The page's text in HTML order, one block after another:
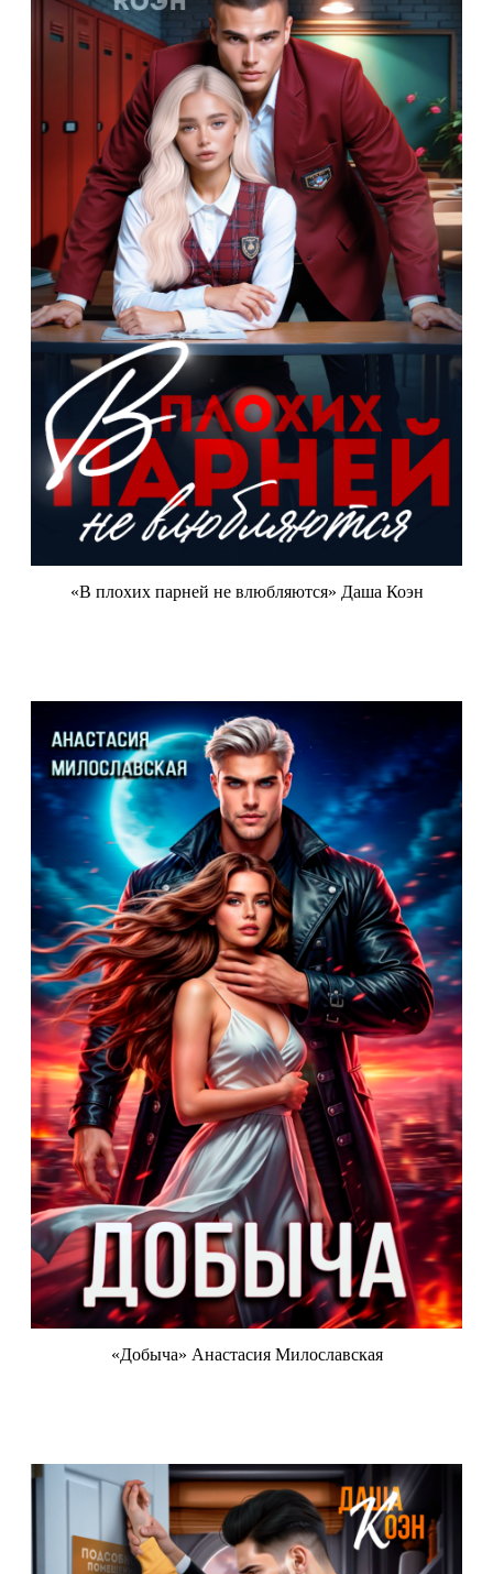
«В плохих парней не влюбляются» Даша Коэн
«Добыча» Анастасия Милославская